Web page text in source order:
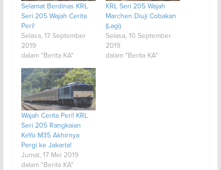
Selamat Berdinas KRL
Seri 205 Wajah Cerita
Peri!
Selasa, 17 September
2019
dalam "Berita KA"
KRL Seri 205 Wajah
Marchen Diuji Cobakan
(Lagi)
Selasa, 10 September
2019
dalam "Berita KA"
Wajah Cerita Peri! KRL
Seri 205 Rangkaian
KeYo M35 Akhirnya
Pergi ke Jakarta!
Jumat, 17 Mei 2019
dalam "Berita KA"